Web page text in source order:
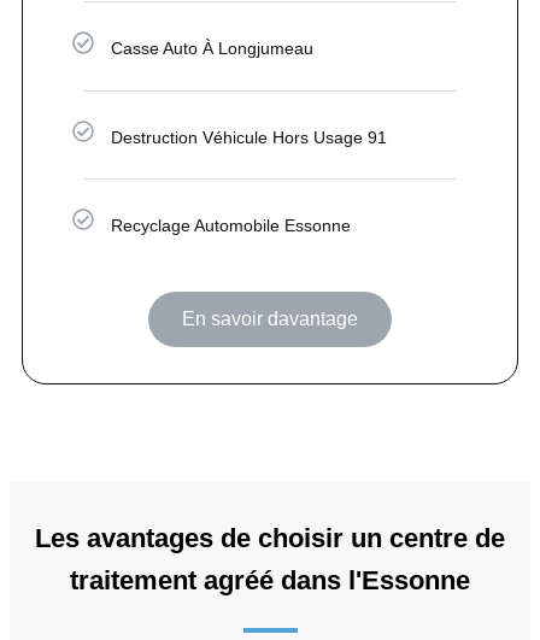
Casse Auto À Longjumeau
Destruction Véhicule Hors Usage 91
Recyclage Automobile Essonne
En savoir davantage
Les avantages de choisir un centre de
traitement agréé dans l'Essonne